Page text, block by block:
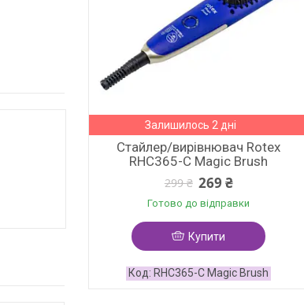
Залишилось 2 дні
Стайлер/вирівнювач Rotex
RHC365-C Magic Brush
299 ₴ 269 ₴
Готово до відправки
Купити
RHC365-C Magic Brush